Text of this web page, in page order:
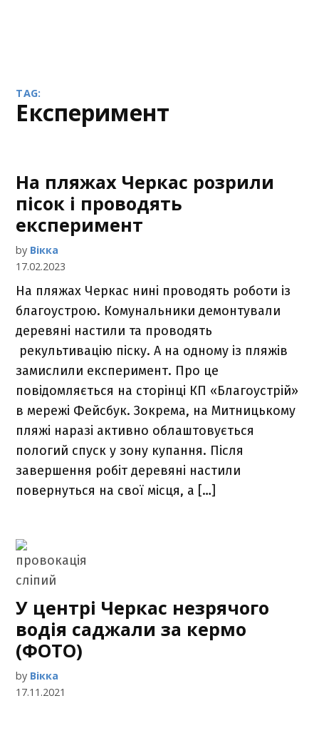
TAG:
експеримент
На пляжах Черкас розрили
пісок і проводять
експеримент
by Вікка
17.02.2023
На пляжах Черкас нині проводять роботи із
благоустрою. Комунальники демонтували
деревяні настили та проводять
рекультивацію піску. А на одному із пляжів
замислили експеримент. Про це
повідомляється на сторінці КП «Благоустрій»
в мережі Фейсбук. Зокрема, на Митницькому
пляжі наразі активно облаштовується
пологий спуск у зону купання. Після
завершення робіт деревяні настили
повернуться на свої місця, а […]
У центрі Черкас незрячого
водія саджали за кермо
(ФОТО)
by Вікка
17.11.2021